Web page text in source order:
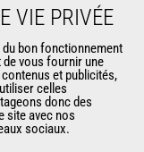
VIE PRIVÉE
bon fonctionnement
vous fournir une
et publicités,
celles
donc des
site avec nos
sociaux.